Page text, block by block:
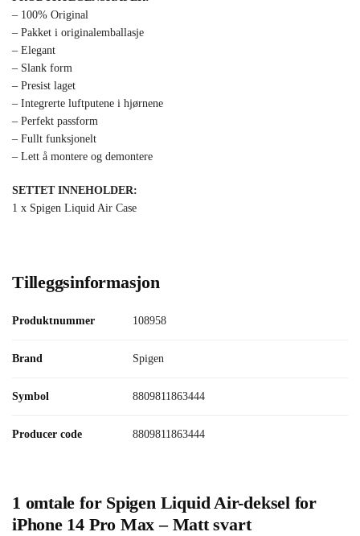
– 100% Original
– Pakket i originalemballasje
– Elegant
– Slank form
– Presist laget
– Integrerte luftputene i hjørnene
– Perfekt passform
– Fullt funksjonelt
– Lett å montere og demontere
SETTET INNEHOLDER:
1 x Spigen Liquid Air Case
Tilleggsinformasjon
Produktnummer 108958
Brand Spigen
Symbol 8809811863444
Producer code 8809811863444
1 omtale for Spigen Liquid Air-deksel for
iPhone 14 Pro Max – Matt svart